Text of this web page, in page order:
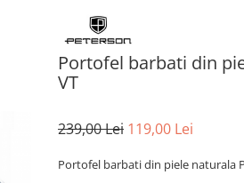
Portofel barbati din
VT
239,00 Lei 119,00 Lei
Portofel barbati din piele naturala